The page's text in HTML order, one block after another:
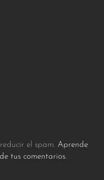
el spam. Aprende
tus comentarios.